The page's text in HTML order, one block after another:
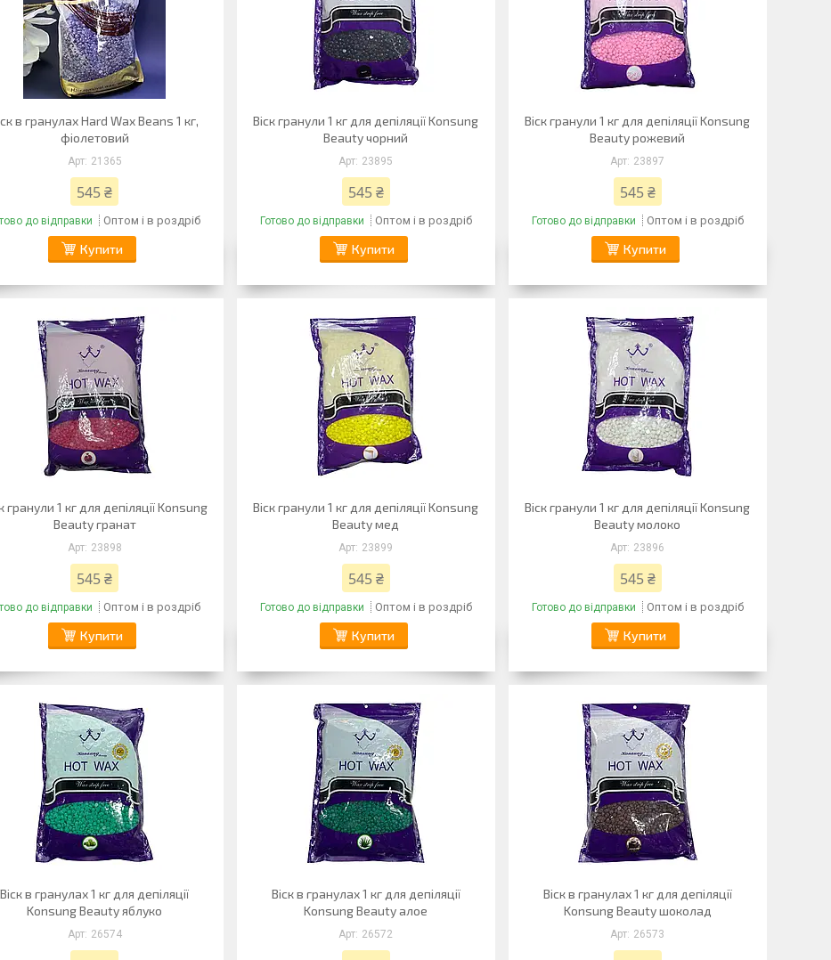
в гранулах Hard Wax Beans 1 кг,
фіолетовий
21365
545 ₴
до відправки Оптом і в роздріб
Купити
Віск гранули 1 кг для депіляції Konsung
Beauty чорний
23895
545 ₴
Готово до відправки Оптом і в роздріб
Купити
Віск гранули 1 кг для депіляції Konsung
Beauty рожевий
23897
545 ₴
Готово до відправки Оптом і в роздріб
Купити
гранули 1 кг для депіляції Konsung
Beauty гранат
23898
545 ₴
до відправки Оптом і в роздріб
Купити
Віск гранули 1 кг для депіляції Konsung
Beauty мед
23899
545 ₴
Готово до відправки Оптом і в роздріб
Купити
Віск гранули 1 кг для депіляції Konsung
Beauty молоко
23896
545 ₴
Готово до відправки Оптом і в роздріб
Купити
Віск в гранулах 1 кг для депіляції
Konsung Beauty яблуко
26574
Віск в гранулах 1 кг для депіляції
Konsung Beauty алое
26572
Віск в гранулах 1 кг для депіляції
Konsung Beauty шоколад
26573